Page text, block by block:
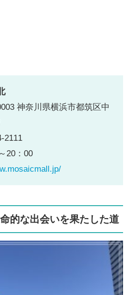
神奈川県横浜市都筑区中
2111
20：00
的な出会いを果たした道